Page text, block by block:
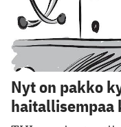
Nyt on pakko
haitallisempaa